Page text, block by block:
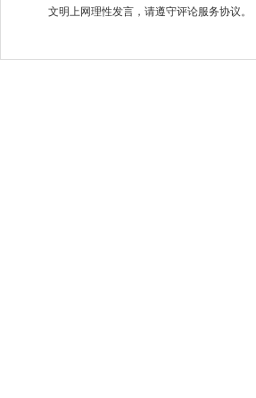
文明上网理性发言，请遵守评论服务协议。